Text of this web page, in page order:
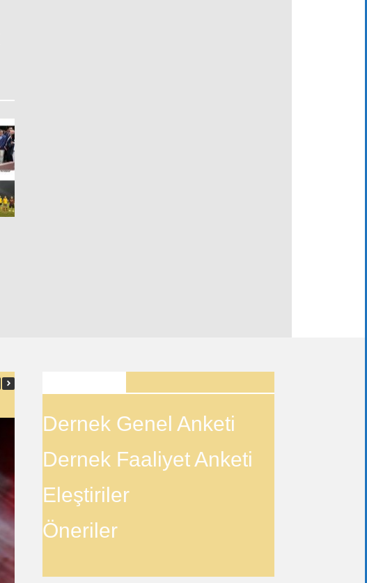
Dernek Genel Anketi
Dernek Faaliyet Anketi
Eleştiriler
Öneriler